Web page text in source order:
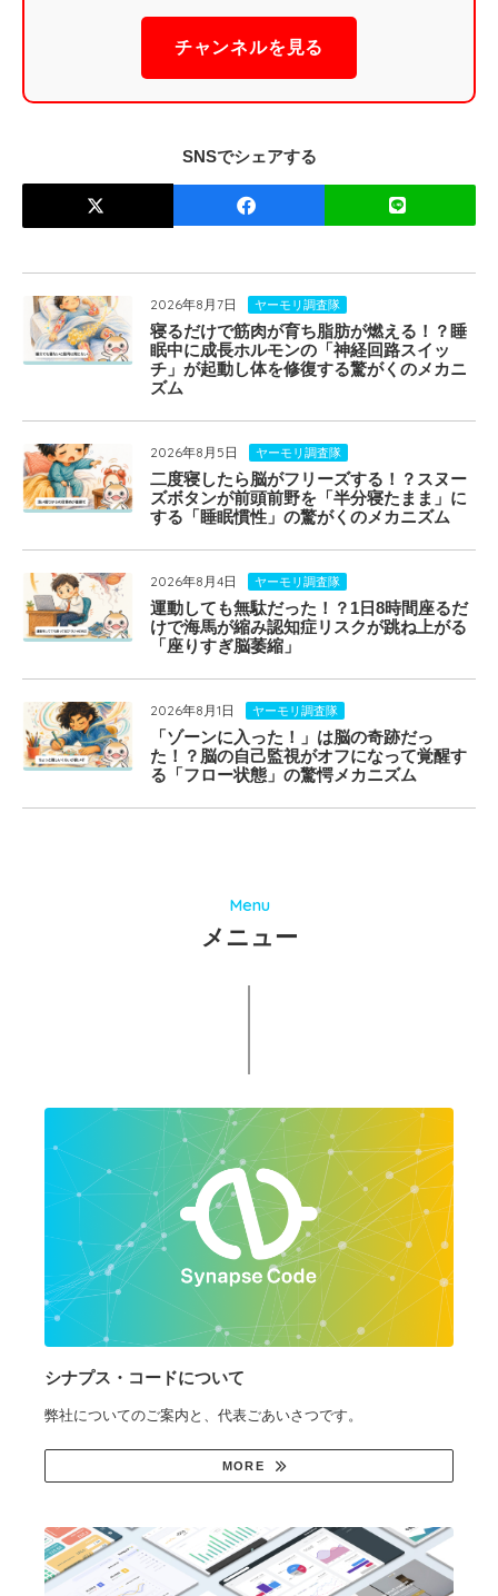
チャンネルを見る
SNSでシェアする
2026年8月7日 ヤーモリ調査隊
寝るだけで筋肉が育ち脂肪が燃える！？睡
眠中に成長ホルモンの「神経回路スイッ
チ」が起動し体を修復する驚がくのメカニ
ズム
2026年8月5日 ヤーモリ調査隊
二度寝したら脳がフリーズする！？スヌー
ズボタンが前頭前野を「半分寝たまま」に
する「睡眠慣性」の驚がくのメカニズム
2026年8月4日 ヤーモリ調査隊
運動しても無駄だった！？1日8時間座るだ
けで海馬が縮み認知症リスクが跳ね上がる
「座りすぎ脳萎縮」
2026年8月1日 ヤーモリ調査隊
「ゾーンに入った！」は脳の奇跡だっ
た！？脳の自己監視がオフになって覚醒す
る「フロー状態」の驚愕メカニズム
Menu
メニュー
シナプス・コードについて
弊社についてのご案内と、代表ごあいさつです。
MORE